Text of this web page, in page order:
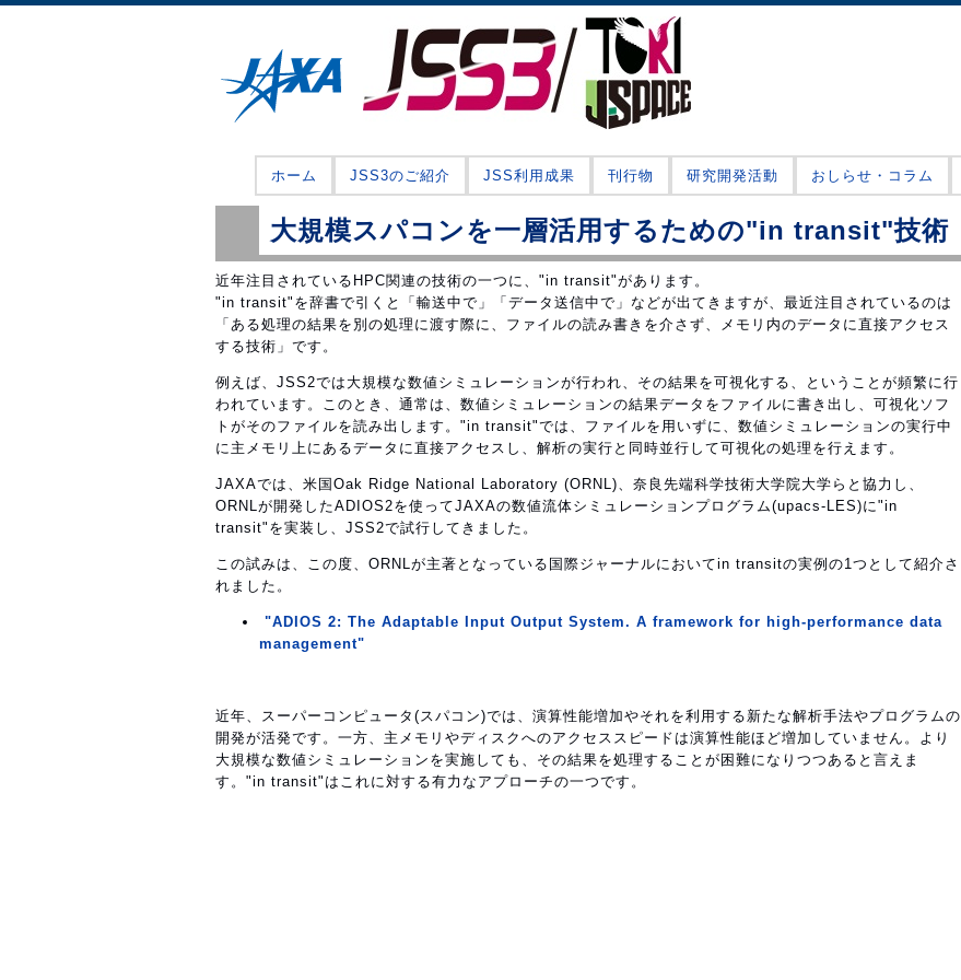
ホーム JSS3のご紹介 JSS利用成果 刊行物 研究開発活動 おしらせ・コラム
大規模スパコンを一層活用するための"in transit"技術
近年注目されているHPC関連の技術の一つに、"in transit"があります。
"in transit"を辞書で引くと「輸送中で」「データ送信中で」などが出てきますが、最近注目されているのは
「ある処理の結果を別の処理に渡す際に、ファイルの読み書きを介さず、メモリ内のデータに直接アクセス
する技術」です。
例えば、JSS2では大規模な数値シミュレーションが行われ、その結果を可視化する、ということが頻繁に行
われています。このとき、通常は、数値シミュレーションの結果データをファイルに書き出し、可視化ソフ
トがそのファイルを読み出します。"in transit"では、ファイルを用いずに、数値シミュレーションの実行中
に主メモリ上にあるデータに直接アクセスし、解析の実行と同時並行して可視化の処理を行えます。
JAXAでは、米国Oak Ridge National Laboratory (ORNL)、奈良先端科学技術大学院大学らと協力し、
ORNLが開発したADIOS2を使ってJAXAの数値流体シミュレーションプログラム(upacs-LES)に"in
transit"を実装し、JSS2で試行してきました。
この試みは、この度、ORNLが主著となっている国際ジャーナルにおいてin transitの実例の1つとして紹介さ
れました。
"ADIOS 2: The Adaptable Input Output System. A framework for high-performance data
management"
近年、スーパーコンピュータ(スパコン)では、演算性能増加やそれを利用する新たな解析手法やプログラムの
開発が活発です。一方、主メモリやディスクへのアクセススピードは演算性能ほど増加していません。より
大規模な数値シミュレーションを実施しても、その結果を処理することが困難になりつつあると言えま
す。"in transit"はこれに対する有力なアプローチの一つです。